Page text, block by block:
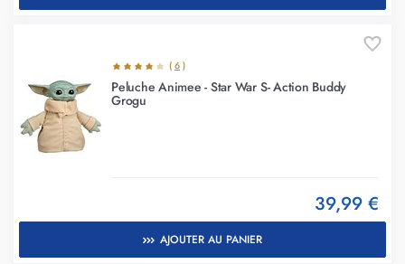
( 6 )
Peluche Animee - Star War S- Action Buddy
Grogu
39,99 €
AJOUTER AU PANIER